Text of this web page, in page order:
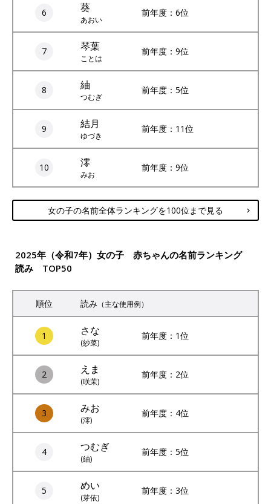
6 葵
あおい
前年度：6位
7 琴葉
ことは
前年度：9位
8 紬
つむぎ
前年度：5位
9 結月
ゆづき
前年度：11位
10 澪
みお
前年度：9位
女の子の名前全体ランキングを100位まで見る
2025年（令和7年）女の子 赤ちゃんの名前ランキング
読み TOP50
順位 読み （主な使用例）
1 さな
(紗菜)
前年度：1位
2 えま
(咲茉)
前年度：2位
3 みお
(澪)
前年度：4位
4 つむぎ
(紬)
前年度：5位
5 めい
(芽依)
前年度：3位